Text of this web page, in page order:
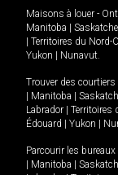
Maisons à louer -
Manitoba
Territoires du Nord-
Yukon
Nunavut.
Trouver des courtiers
Manitoba
Labrador
Territoires
Édouard
Yukon
Parcourir les bureaux
Manitoba